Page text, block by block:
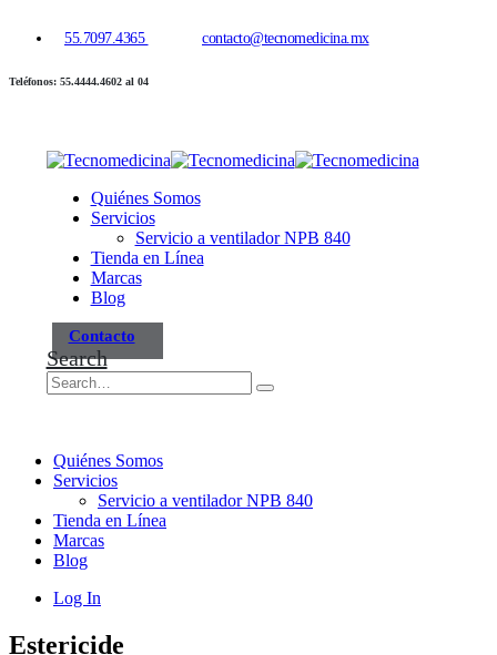
55.7097.4365 contacto@tecnomedicina.mx
Teléfonos: 55.4444.4602 al 04
Quiénes Somos
Servicios
Servicio a ventilador NPB 840
Tienda en Línea
Marcas
Blog
Contacto
Search
Quiénes Somos
Servicios
Servicio a ventilador NPB 840
Tienda en Línea
Marcas
Blog
Log In
Estericide